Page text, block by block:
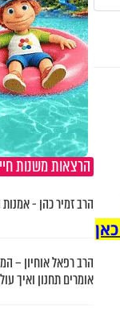
הרצאות משנות
הרב זמיר כהן -
הרב רפאל אוחיון –
אומרים תחנון ואיך